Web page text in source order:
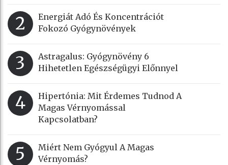
2
Energiát Adó És Koncentrációt
Fokozó Gyógynövények
3
Astragalus: Gyógynövény 6
Hihetetlen Egészségügyi Előnnyel
4
Hipertónia: Mit Érdemes Tudnod A
Magas Vérnyomással
Kapcsolatban?
5
Miért Nem Gyógyul A Magas
Vérnyomás?